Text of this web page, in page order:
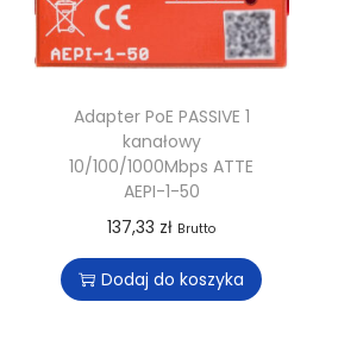
Adapter PoE PASSIVE 1
kanałowy
10/100/1000Mbps ATTE
AEPI-1-50
137,33 zł Brutto
Dodaj do koszyka